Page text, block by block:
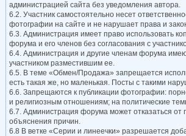
администрацией сайта без уведомления автора.
6.2. Участник самостоятельно несет
фотографии на сайте и не нарушает права и
6.3. Администрация имеет право использовать
форума и его членов без согласования с
6.4. Администрация и другие членам форума
участником разместившим ее.
6.5. В теме «Обмен/Продажа» запрещается
есть такая же, но маленькая. Посты с такими
6.6. Запрещаются к публикации фотографии:
и религиозным отношениям; на политические
6.7. Администрация форума может отказаться
объяснения причин.
6.8 В ветке «Серии и линеечки» разрешается